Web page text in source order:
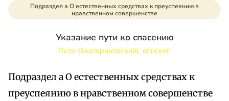
Подраздел а О естественных средствах к преуспеянию в
нравственном совершенстве
Указание пути ко спасению
Петр (Екатериновский), епископ
Подраздел а О естественных средствах к
преуспеянию в нравственном совершенстве